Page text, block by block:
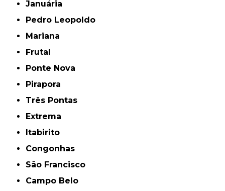
Januária
Pedro Leopoldo
Mariana
Frutal
Ponte Nova
Pirapora
Três Pontas
Extrema
Itabirito
Congonhas
São Francisco
Campo Belo